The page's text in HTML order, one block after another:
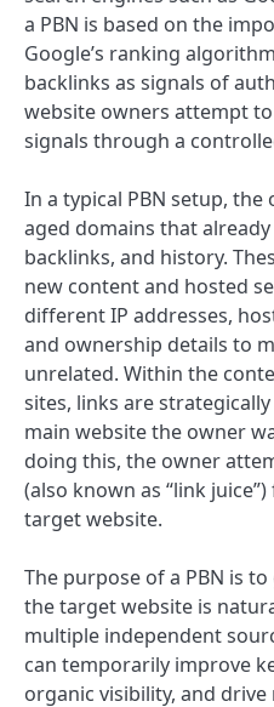
a PBN is based on the
Google’s ranking
backlinks as signals of
website owners attempt
signals through a
In a typical PBN setup,
aged domains that
backlinks, and history.
new content and hosted
different IP addresses,
and ownership details to
unrelated. Within the
sites, links are
main website the owner
doing this, the owner
(also known as “link
target website.
The purpose of a PBN is
the target website is
multiple independent
can temporarily improve
organic visibility, and